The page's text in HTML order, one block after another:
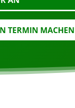
TERMIN MACHEN